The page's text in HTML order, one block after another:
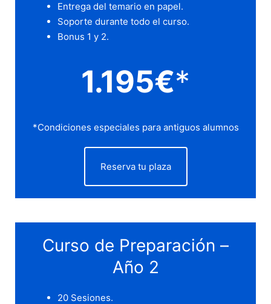
Entrega del temario en papel.
Soporte durante todo el curso.
Bonus 1 y 2.
1.195€*
*Condiciones especiales para antiguos alumnos
Reserva tu plaza
Curso de Preparación –
Año 2
20 Sesiones.